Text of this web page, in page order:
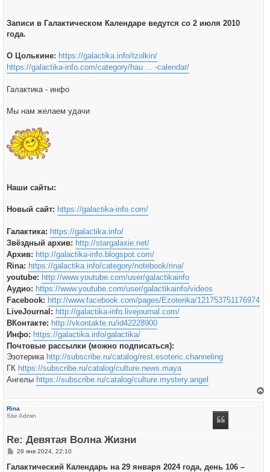
Записи в Галактическом Календаре ведутся со 2 июля 2010
года.
О Цолькине: https://galactika.info/tzolkin/
https://galactika-info.com/category/hau ... -calendar/
Галактика - инфо
Мы нам желаем удачи
Наши сайты:
Новый сайт: https://galactika-info.com/
Галактика: https://galactika.info/
Звёздный архив: http://stargalaxie.net/
Архив: http://galactika-info.blogspot.com/
Rina: https://galactika.info/category/notebook/rina/
youtube: http://www.youtube.com/user/galactikainfo
Аудио: https://www.youtube.com/user/galactikainfo/videos
Facebook: http://www.facebook.com/pages/Ezoterika/121753751176974
LiveJournal: http://galactika-info.livejournal.com/
ВКонтакте: http://vkontakte.ru/id42228900
Инфо: https://galactika.info/galactika/
Почтовые рассылки (можно подписаться):
Эзотерика http://subscribe.ru/catalog/rest.esoteric.channeling
ГК https://subscribe.ru/catalog/culture.news.maya
Ангелы https://subscribe.ru/catalog/culture.mystery.angel
Rina
Site Admin
Re: Девятая Волна Жизни
С
о
28 янв 2024, 22:10
Галактический Календарь на 29 января 2024 года, день 106 –